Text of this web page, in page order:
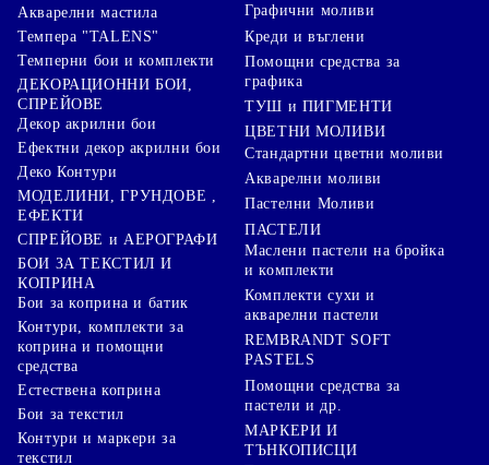
Акварелни мастила
Темпера "TALENS"
Темперни бои и комплекти
ДЕКОРАЦИОННИ БОИ,
СПРЕЙОВЕ
Декор акрилни бои
Ефектни декор акрилни бои
Деко Контури
МОДЕЛИНИ, ГРУНДОВЕ ,
ЕФЕКТИ
СПРЕЙОВЕ и АЕРОГРАФИ
БОИ ЗА ТЕКСТИЛ И
КОПРИНА
Бои за коприна и батик
Контури, комплекти за
коприна и помощни
средства
Естествена коприна
Бои за текстил
Контури и маркери за
текстил
Графични моливи
Креди и въглени
Помощни средства за
графика
ТУШ и ПИГМЕНТИ
ЦВЕТНИ МОЛИВИ
Стандартни цветни моливи
Акварелни моливи
Пастелни Моливи
ПАСТЕЛИ
Маслени пастели на бройка
и комплекти
Комплекти сухи и
акварелни пастели
REMBRANDT SOFT
PASTELS
Помощни средства за
пастели и др.
МАРКЕРИ И
ТЪНКОПИСЦИ